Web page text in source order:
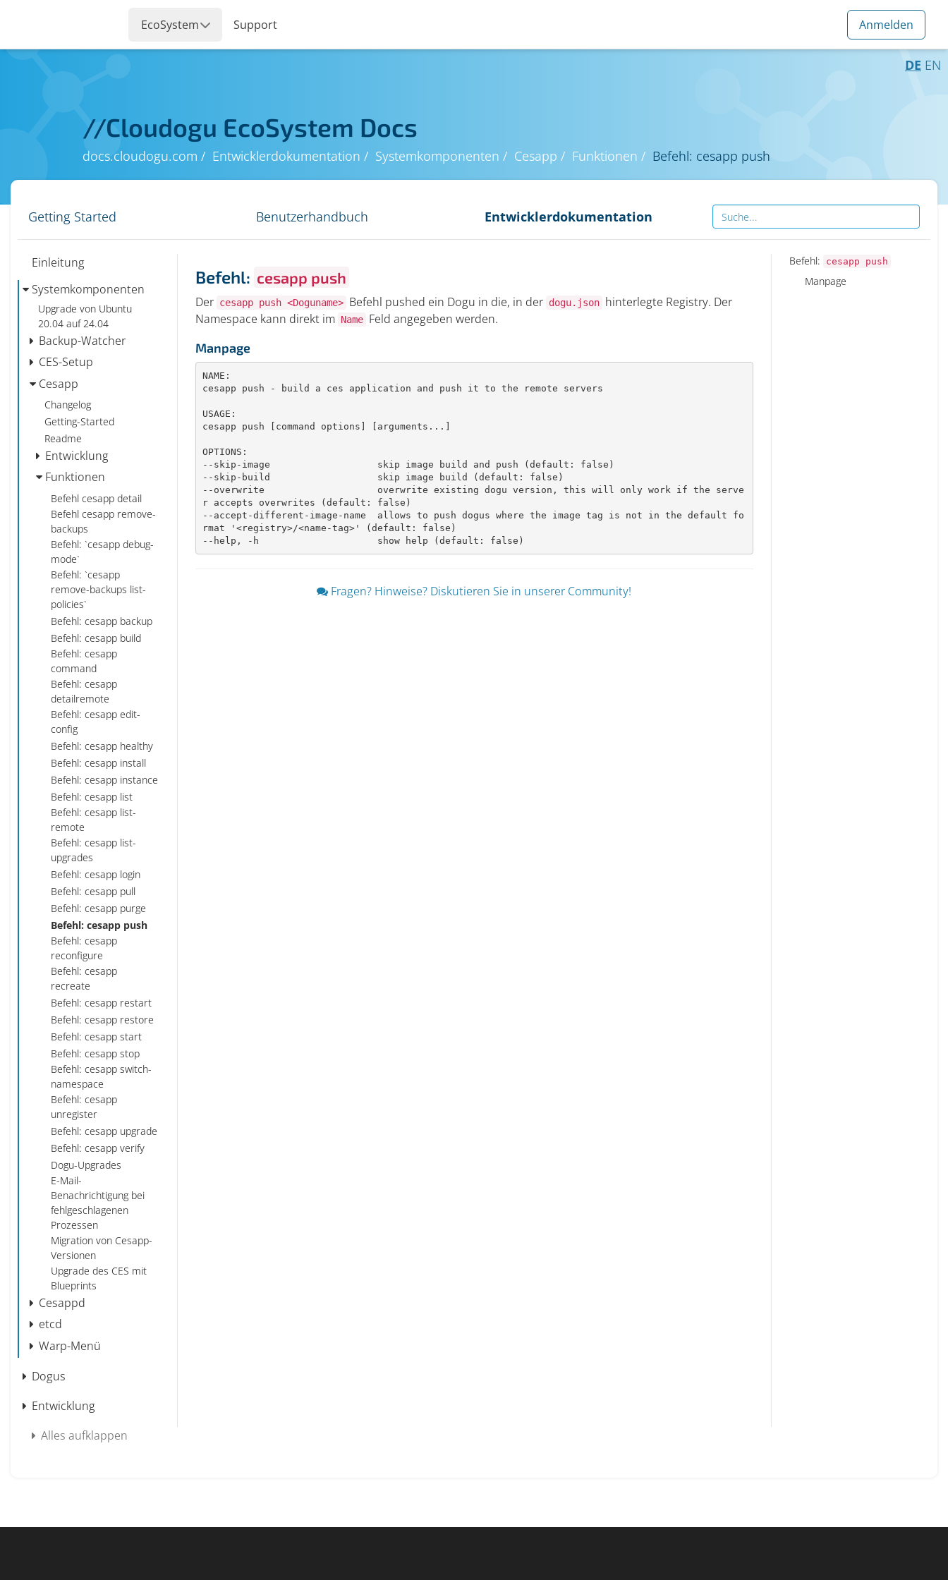
DE EN
//Cloudogu EcoSystem Docs
docs.cloudogu.com Entwicklerdokumentation Systemkomponenten Cesapp Funktionen Befehl: cesapp push
Getting Started Benutzerhandbuch Entwicklerdokumentation
Einleitung
Systemkomponenten
Upgrade von Ubuntu
20.04 auf 24.04
Backup-Watcher
CES-Setup
Cesapp
Changelog
Getting-Started
Readme
Entwicklung
Funktionen
Befehl cesapp detail
Befehl cesapp remove-
backups
Befehl: `cesapp debug-
mode`
Befehl: `cesapp
remove-backups list-
policies`
Befehl: cesapp backup
Befehl: cesapp build
Befehl: cesapp
command
Befehl: cesapp
detailremote
Befehl: cesapp edit-
config
Befehl: cesapp healthy
Befehl: cesapp install
Befehl: cesapp instance
Befehl: cesapp list
Befehl: cesapp list-
remote
Befehl: cesapp list-
upgrades
Befehl: cesapp login
Befehl: cesapp pull
Befehl: cesapp purge
Befehl: cesapp push
Befehl: cesapp
reconfigure
Befehl: cesapp
recreate
Befehl: cesapp restart
Befehl: cesapp restore
Befehl: cesapp start
Befehl: cesapp stop
Befehl: cesapp switch-
namespace
Befehl: cesapp
unregister
Befehl: cesapp upgrade
Befehl: cesapp verify
Dogu-Upgrades
E-Mail-
Benachrichtigung bei
fehlgeschlagenen
Prozessen
Migration von Cesapp-
Versionen
Upgrade des CES mit
Blueprints
Cesappd
etcd
Warp-Menü
Dogus
Entwicklung
Alles aufklappen
Befehl: cesapp push
Der cesapp push <Doguname> Befehl pushed ein Dogu in die, in der dogu.json hinterlegte Registry. Der
Namespace kann direkt im Name Feld angegeben werden.
Manpage
NAME:
cesapp push - build a ces application and push it to the remote servers
USAGE:
cesapp push [command options] [arguments...]
OPTIONS:
--skip-image                   skip image build and push (default: false)
--skip-build                   skip image build (default: false)
--overwrite                    overwrite existing dogu version, this will only work if the serve
r accepts overwrites (default: false)
--accept-different-image-name  allows to push dogus where the image tag is not in the default fo
rmat '<registry>/<name-tag>' (default: false)
--help, -h                     show help (default: false)
Fragen? Hinweise? Diskutieren Sie in unserer Community!
Befehl: cesapp push
Manpage